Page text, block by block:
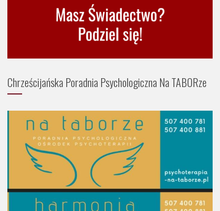
Chrześcijańska Poradnia Psychologiczna Na TABORze